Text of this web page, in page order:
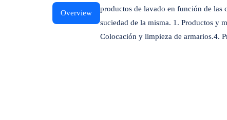
Overview
productos de lavado en función de las
suciedad de la misma. 1. Productos y
Colocación y limpieza de armarios.4.